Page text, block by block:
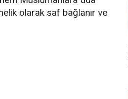
olarak saf bağlanır ve